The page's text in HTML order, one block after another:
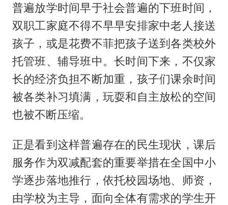
普遍放学时间早于社会普遍的下班时间，
双职工家庭不得不早早安排家中老人接送
孩子，或是花费不菲把孩子送到各类校外
托管班、辅导班中。长时间下来，不仅家
长的经济负担不断加重，孩子们课余时间
被各类补习填满，玩耍和自主放松的空间
也被不断压缩。
正是看到这样普遍存在的民生现状，课后
服务作为双减配套的重要举措在全国中小
学逐步落地推行，依托校园场地、师资，
由学校为主导，面向全体有需求的学生开